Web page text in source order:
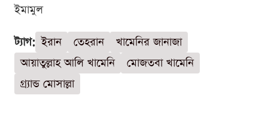
ইমামুল
ট্যাগ: ইরান তেহরান
খামেনির জানাজা
আয়াতুল্লাহ আলি খামেনি
মোজতবা খামেনি
গ্র্যান্ড মোসাল্লা